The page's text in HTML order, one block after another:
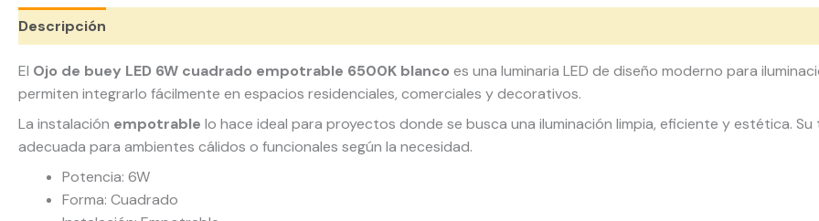
Descripción
El Ojo de buey LED 6W cuadrado empotrable 6500K blanco es una luminaria LED de diseño moderno para
permiten integrarlo fácilmente en espacios residenciales, comerciales y decorativos.
La instalación empotrable lo hace ideal para proyectos donde se busca una iluminación limpia, eficiente y estética.
adecuada para ambientes cálidos o funcionales según la necesidad.
Potencia: 6W
Forma: Cuadrado